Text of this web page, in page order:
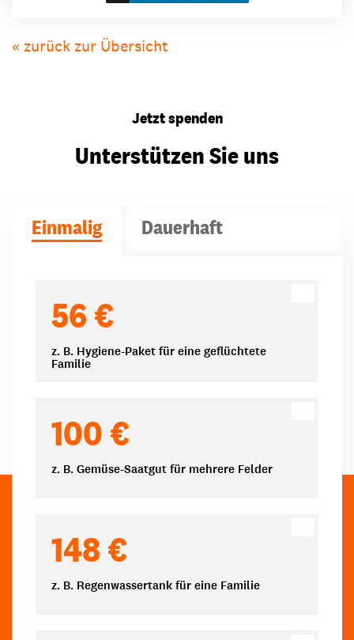
« zurück zur Übersicht
Jetzt spenden
Unterstützen Sie uns
Einmalig Dauerhaft
56 €
z. B. Hygiene-Paket für eine geflüchtete
Familie
100 €
z. B. Gemüse-Saatgut für mehrere Felder
148 €
z. B. Regenwassertank für eine Familie